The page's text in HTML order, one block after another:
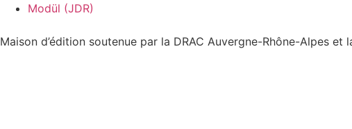
Modül (JDR)
Maison d’édition soutenue par la DRAC Auvergne-Rhône-Alpes